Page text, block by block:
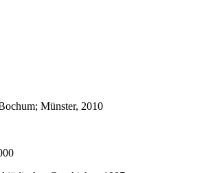
Münster, 2010